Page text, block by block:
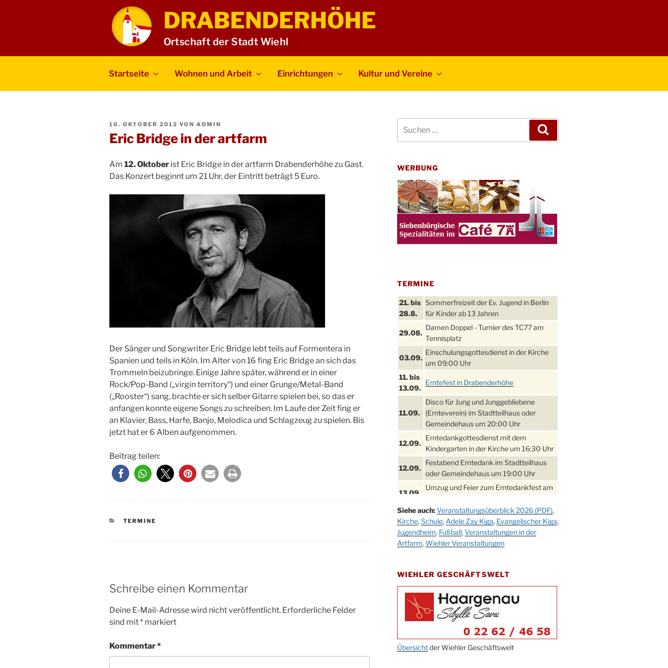
DRABENDERHÖHE
Ortschaft der Stadt Wiehl
Startseite Wohnen und Arbeit Einrichtungen Kultur und Vereine
VERÖFFENTLICHT
10. OKTOBER 2012 VON ADMIN
Eric Bridge in der artfarm
Am 12. Oktober ist Eric Bridge in der artfarm Drabenderhöhe zu Gast.
Das Konzert beginnt um 21 Uhr, der Eintritt beträgt 5 Euro.
Der Sänger und Songwriter Eric Bridge lebt teils auf Formentera in
Spanien und teils in Köln. Im Alter von 16 fing Eric Bridge an sich das
Trommeln beizubringe. Einige Jahre später, während er in einer
Rock/Pop-Band („virgin territory“) und einer Grunge/Metal-Band
(„Rooster“) sang, brachte er sich selber Gitarre spielen bei, so das er
anfangen konnte eigene Songs zu schreiben. Im Laufe der Zeit fing er
an Klavier, Bass, Harfe, Banjo, Melodica und Schlagzeug zu spielen. Bis
jetzt hat er 6 Alben aufgenommen.
Beitrag teilen:
KATEGORIEN
TERMINE
Schreibe einen Kommentar
Deine E-Mail-Adresse wird nicht veröffentlicht. Erforderliche Felder
sind mit* markiert
Kommentar*
nach:
WERBUNG
TERMINE
21. bis
28.8.
Sommerfreizeit der Ev. Jugend in Berlin
für Kinder ab 13 Jahren
29.08.
Damen Doppel - Turnier des TC77 am
Tennisplatz
03.09.
Einschulungsgottesdienst in der Kirche
um 09:00 Uhr
11. bis
13.09.
Erntefest in Drabenderhöhe
11.09.
Disco für Jung und Junggebliebene
(Ernteverein) im Stadtteilhaus oder
Gemeindehaus um 20:00 Uhr
12.09.
Erntedankgottesdienst mit dem
Kindergarten in der Kirche um 16:30 Uhr
12.09.
Festabend Erntedank im Stadtteilhaus
oder Gemeindehaus um 19:00 Uhr
13.09.
Umzug und Feier zum Erntedankfest am
19.09.
Schlagerabend im Stadtteilhaus
Drabenderhöhe
25. u.
26.09.
Oktoberfest im Cafe XXS
10-12 Uhr
09.10.
Afterwork-Andacht um 18:00 Uhr in der
Kirche
10.10.
Sandmännchen-Gottesdienst in der
Kirche oder im Ev. Gemeindehaus um
11.10.
Oktoberfest MGV im Stadtteilhaus um
Siehe auch: Veranstaltungsüberblick 2026 (PDF),
Kirche,Schule, Adele Zay Kiga, Evangelischer Kiga,
Jugendheim, Fußball,Veranstaltungen in der
Artfarm,Wiehler Veranstaltungen
WIEHLER GESCHÄFTSWELT
Übersichtder Wiehler Geschäftswelt